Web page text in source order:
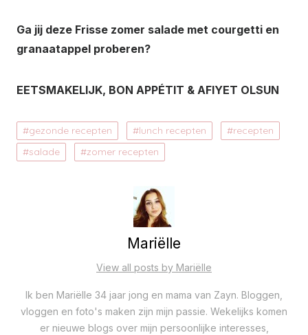
Ga jij deze Frisse zomer salade met courgetti en
granaatappel proberen?
EETSMAKELIJK, BON APPÉTIT & AFIYET OLSUN
gezonde recepten lunch recepten
recepten
salade
zomer recepten
Mariëlle
View all posts by Mariëlle
Ik ben Mariëlle 34 jaar jong en mama van Zayn. Bloggen,
vloggen en foto's maken zijn mijn passie. Wekelijks komen
er nieuwe blogs over mijn persoonlijke interesses,